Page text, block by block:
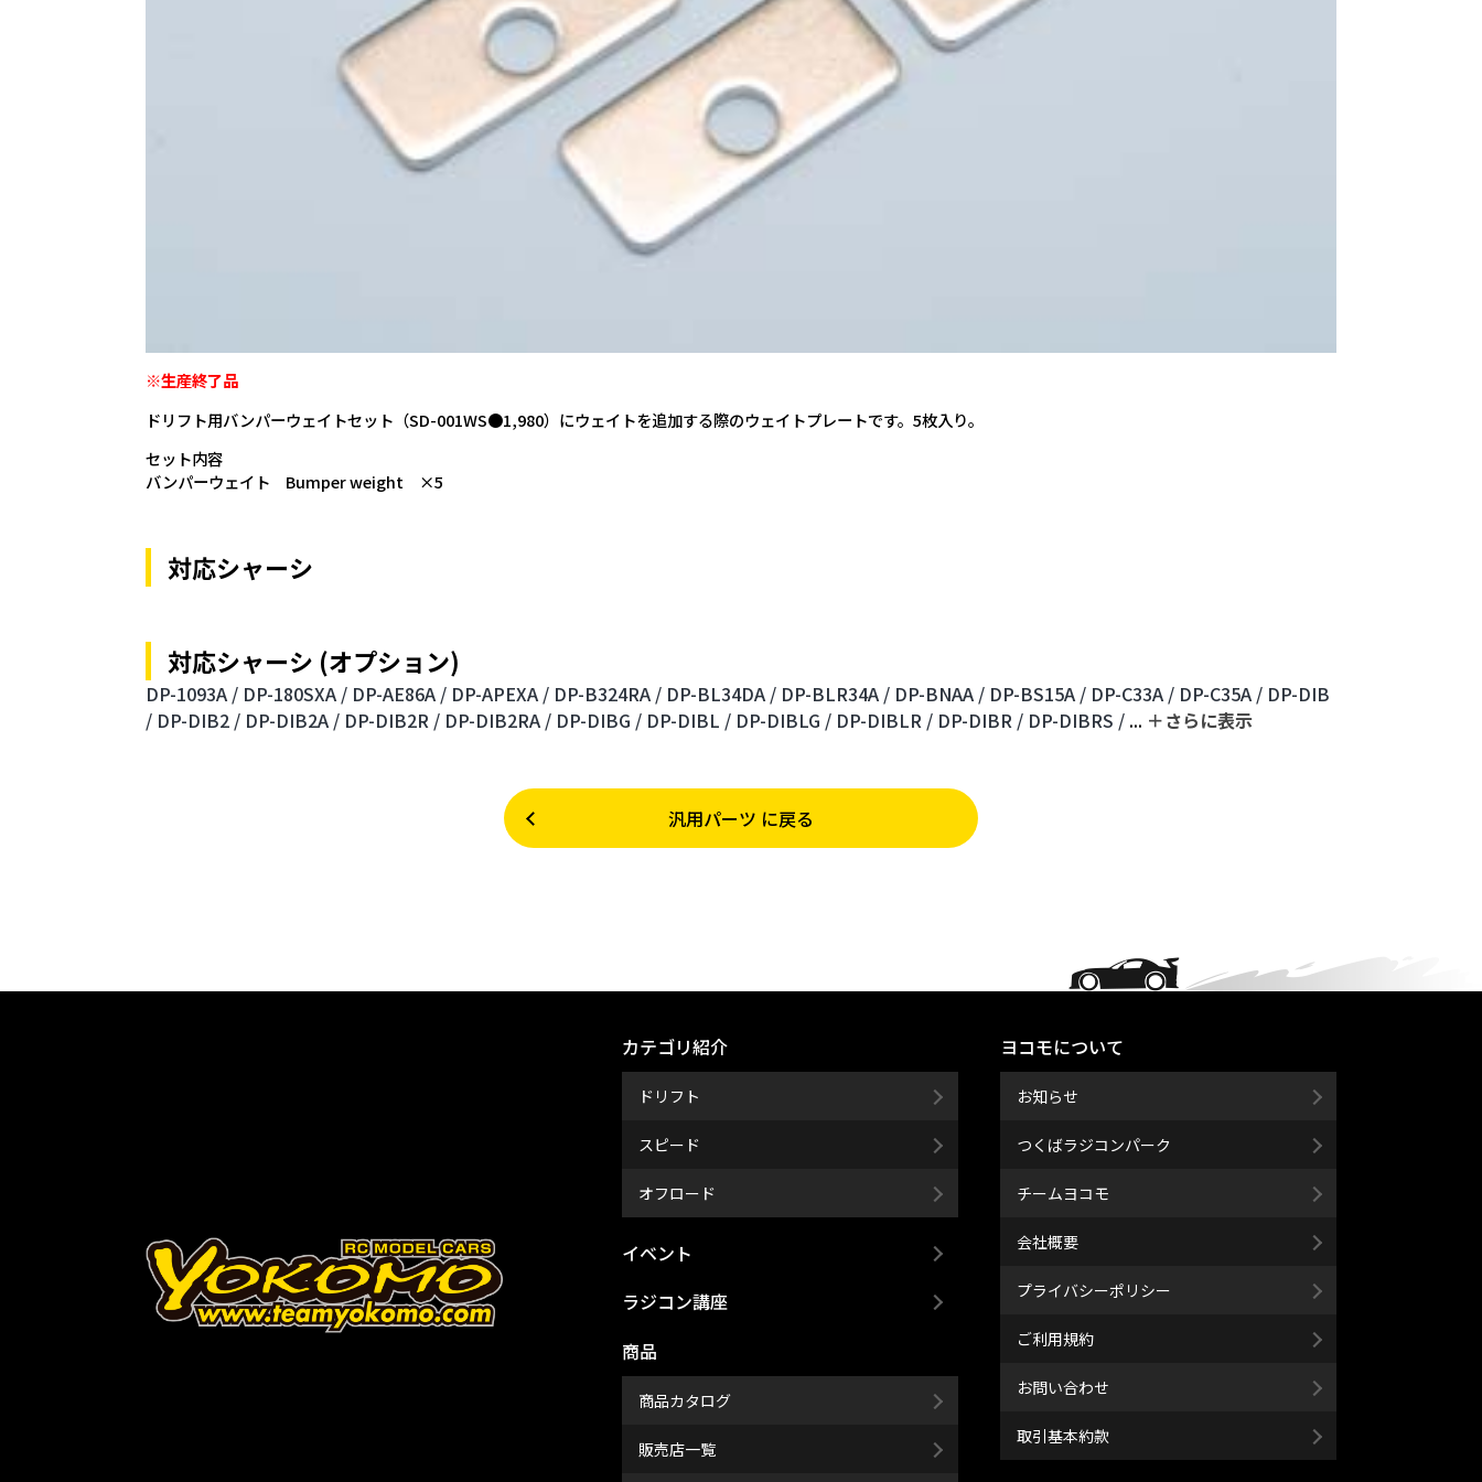
※生産終了品
ドリフト用バンパーウェイトセット（SD-001WS●1,980）にウェイトを追加する際のウェイトプレートです。5枚入り。
セット内容
バンパーウェイト Bumper weight ×5
対応シャーシ
対応シャーシ (オプション)
DP-1093A / DP-180SXA / DP-AE86A / DP-APEXA / DP-B324RA / DP-BL34DA / DP-BLR34A / DP-BNAA / DP-BS15A / DP-C33A / DP-C35A / DP-DIB
/ DP-DIB2 / DP-DIB2A / DP-DIB2R / DP-DIB2RA / DP-DIBG / DP-DIBL / DP-DIBLG / DP-DIBLR / DP-DIBR / DP-DIBRS / ... ＋さらに表⽰
汎用パーツ に戻る
カテゴリ紹介
ドリフト
スピード
オフロード
イベント
ラジコン講座
商品
商品カタログ
販売店一覧
ヨコモについて
お知らせ
つくばラジコンパーク
チームヨコモ
会社概要
プライバシーポリシー
ご利用規約
お問い合わせ
取引基本約款